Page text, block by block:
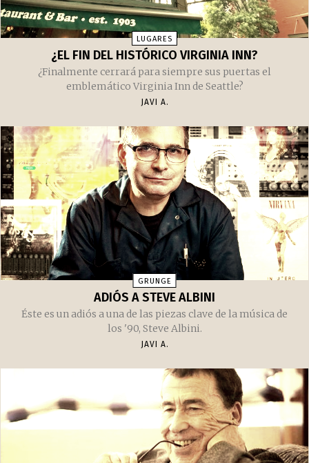
LUGARES
¿EL FIN DEL HISTÓRICO VIRGINIA INN?
¿Finalmente cerrará para siempre sus puertas el
emblemático Virginia Inn de Seattle?
JAVI A.
GRUNGE
ADIÓS A STEVE ALBINI
Éste es un adiós a una de las piezas clave de la música de
los '90, Steve Albini.
JAVI A.